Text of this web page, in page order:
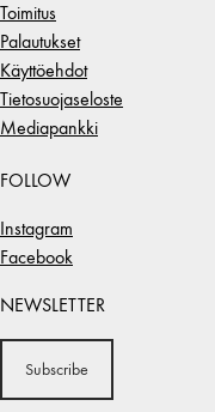
Toimitus
Palautukset
Käyttöehdot
Tietosuojaseloste
Mediapankki
FOLLOW
Instagram
Facebook
NEWSLETTER
Subscribe